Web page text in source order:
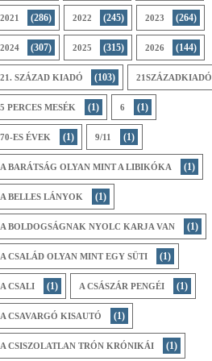
2021 (286) 2022 (245) 2023 (264)
2024 (307) 2025 (315) 2026 (144)
21. SZÁZAD KIADÓ (103) 21SZÁZADKIADÓ
5 PERCES MESÉK (1) 6 (1)
70-ES ÉVEK (1) 9/11 (1)
A BARÁTSÁG OLYAN MINT A LIBIKÓKA (1)
A BELLES LÁNYOK (1)
A BOLDOGSÁGNAK NYOLC KARJA VAN (1)
A CSALÁD OLYAN MINT EGY SÜTI (1)
A CSALI (1) A CSÁSZÁR PENGÉI (1)
A CSAVARGÓ KISAUTÓ (1)
A CSISZOLATLAN TRÓN KRÓNIKÁI (1)